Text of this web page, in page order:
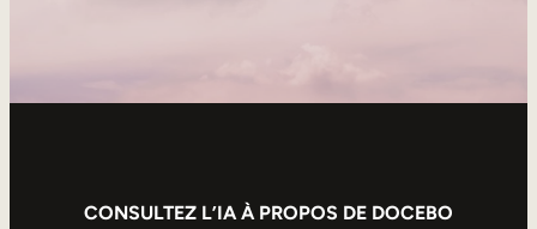
CONSULTEZ L’IA À PROPOS DE DOCEBO